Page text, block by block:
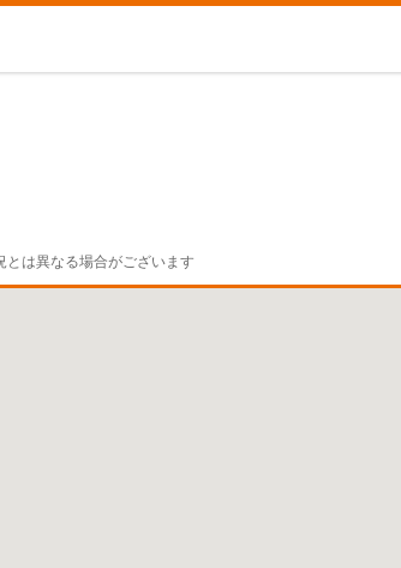
は異なる場合がございます